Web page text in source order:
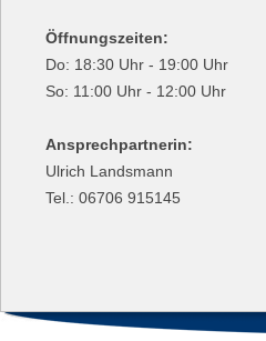
Öffnungszeiten:
Do: 18:30 Uhr - 19:00 Uhr
So: 11:00 Uhr - 12:00 Uhr
Ansprechpartnerin:
Ulrich Landsmann
Tel.: 06706 915145